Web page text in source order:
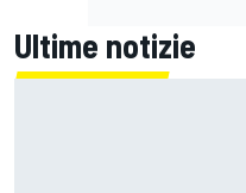
Ultime notizie